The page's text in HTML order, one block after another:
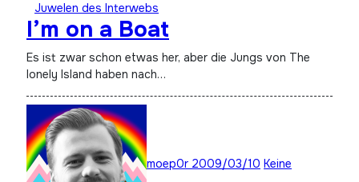
Juwelen des Interwebs
I’m on a Boat
Es ist zwar schon etwas her, aber die Jungs von The
lonely Island haben nach…
moep0r 2009/03/10 Keine